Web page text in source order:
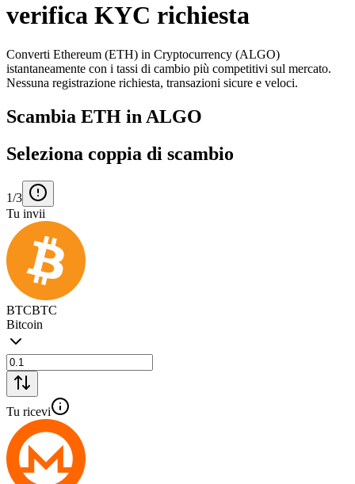
verifica KYC richiesta
Converti Ethereum (ETH) in Cryptocurrency (ALGO)
istantaneamente con i tassi di cambio più competitivi sul mercato.
Nessuna registrazione richiesta, transazioni sicure e veloci.
Scambia ETH in ALGO
Seleziona coppia di scambio
1/3
Tu invii
BTCBTC
Bitcoin
Tu ricevi